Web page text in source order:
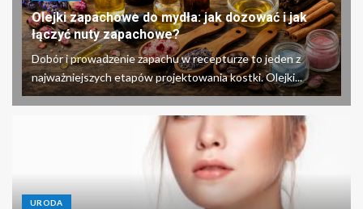
Olejki zapachowe do mydła: jak dozować i jak
łączyć nuty zapachowe?
Dobór i prowadzenie zapachu w recepturze to jeden z
najważniejszych etapów projektowania kostki. Olejki...
URODA